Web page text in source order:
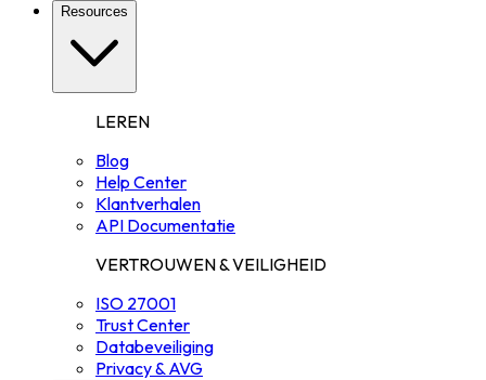
Resources
LEREN
Blog
Help Center
Klantverhalen
API Documentatie
VERTROUWEN & VEILIGHEID
ISO 27001
Trust Center
Databeveiliging
Privacy & AVG